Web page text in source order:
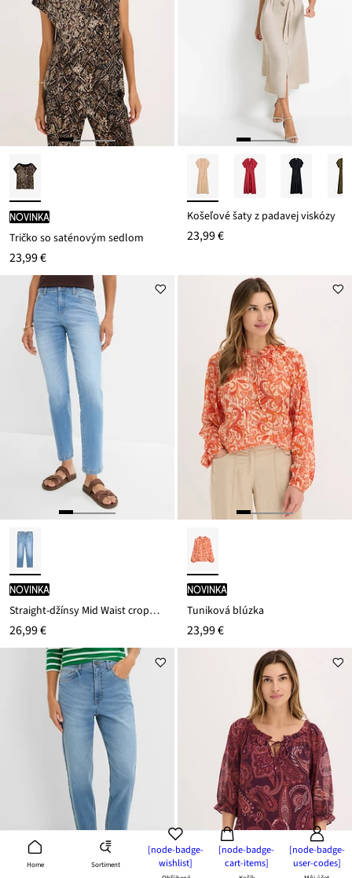
Home Sortiment
[node-badge-
wishlist]
[node-badge-
cart-items]
[node-badge-
user-codes]
novinka
Tričko so saténovým sedlom
23,99 €
Košeľové šaty z padavej viskózy
23,99 €
novinka
Straight-džínsy Mid Waist cropped
26,99 €
novinka
Tuniková blúzka
23,99 €